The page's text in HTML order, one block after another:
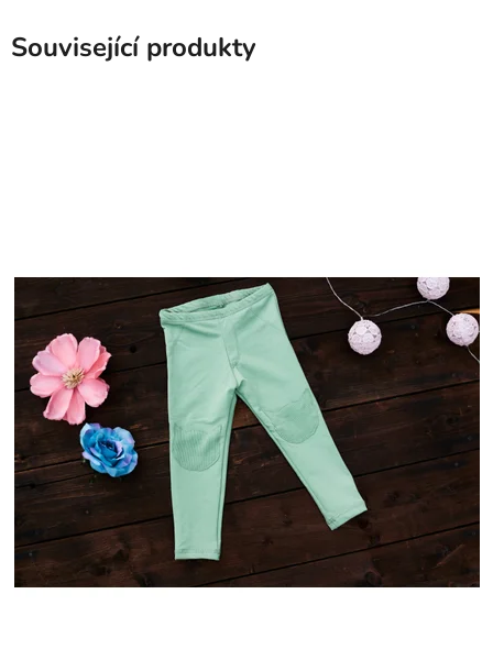
Související produkty